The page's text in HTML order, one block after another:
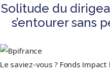
Solitude du
s’entourer sans
Le saviez-vous ? Fonds